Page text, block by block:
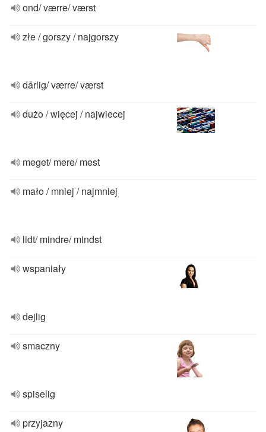
ond/ værre/ værst
złe / gorszy / najgorszy
dårlig/ værre/ værst
dużo / więcej / najwiecej
meget/ mere/ mest
mało / mniej / najmniej
lidt/ mindre/ mindst
wspaniały
dejlig
smaczny
spiselig
przyjazny